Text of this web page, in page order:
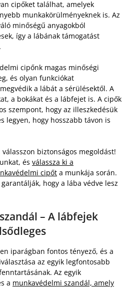
cipőket találhat, amelyek
munkakörülményeknek is. Az
minőségű anyagokból
így a lábának támogatást
cipőnk magas minőségi
és olyan funkciókat
a lábát a sérülésektől. A
a bokákat és a lábfejet is. A cipők
szempont, hogy az illeszkedésük
legyen, hogy hosszabb távon is
biztonságos megoldást!
és válassza ki a
cipőt a munkája során.
hogy a lába védve lesz
– A lábfejek
iparágban fontos tényező, és a
az egyik legfontosabb
Az egyik
a munkavédelmi szandál, amely